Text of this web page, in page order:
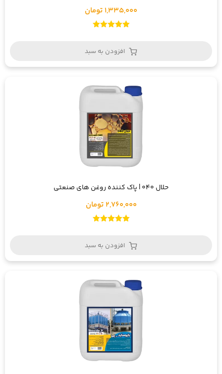
1,335,000 تومان
افزودن به سبد
حلال 040 | پاک کننده روغن های صنعتی
2,760,000 تومان
افزودن به سبد